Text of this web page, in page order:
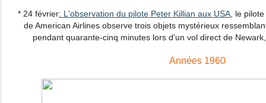
* 24 février: L'observation du pilote Peter Killian aux USA , le
de American Airlines observe trois objets mystérieux
pendant quarante-cinq minutes lors d'un vol direct de
Années 1960